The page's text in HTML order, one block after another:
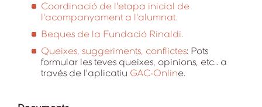
Coordinació de l'etapa inicial de
l'acompanyament a l'alumnat.
Beques de la Fundació Rinaldi.
Queixes, suggeriments, conflictes: Pots
formular les teves queixes, opinions, etc… a
través de l'aplicatiu GAC-Online.